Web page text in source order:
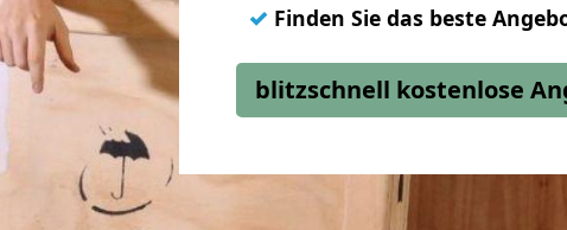
✓ Finden Sie das beste
blitzschnell kostenlose